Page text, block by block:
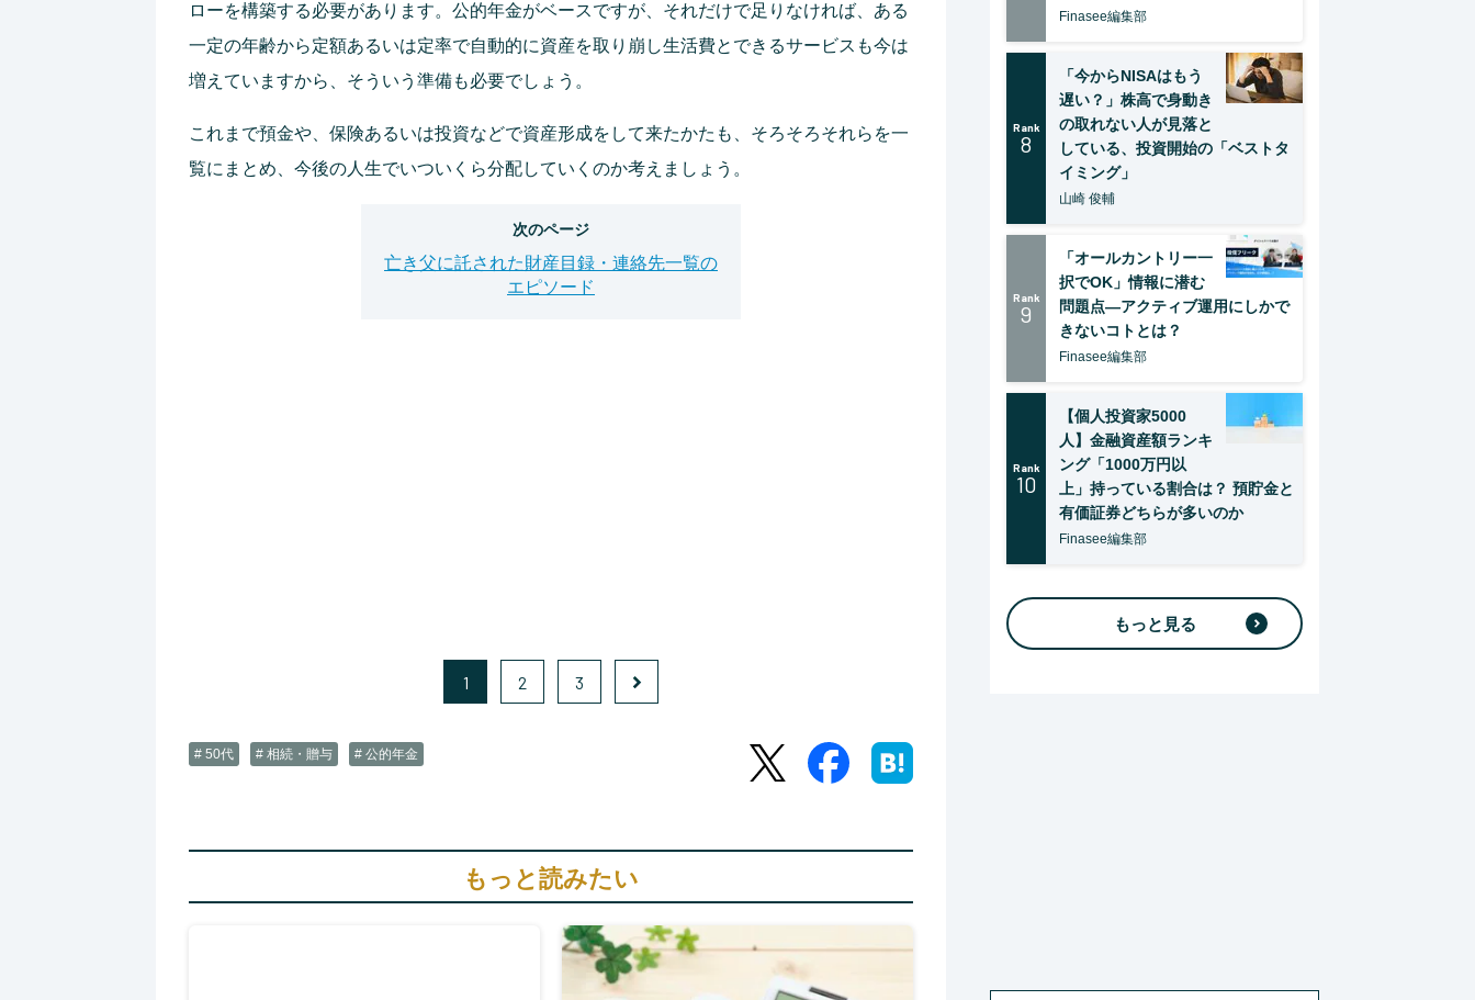
ローを構築する必要があります。公的年金がベースですが、それだけで足りなければ、ある
一定の年齢から定額あるいは定率で自動的に資産を取り崩し生活費とできるサービスも今は
増えていますから、そういう準備も必要でしょう。
これまで預金や、保険あるいは投資などで資産形成をして来たかたも、そろそろそれらを一
覧にまとめ、今後の人生でいついくら分配していくのか考えましょう。
次のページ
亡き父に託された財産目録・連絡先一覧の
エピソード
1 2 3
# 50代 # 相続・贈与 # 公的年金
もっと読みたい
Finasee編集部
Rank
8
「今からNISAはもう
遅い？」株高で身動き
の取れない人が見落と
している、投資開始の「ベストタ
イミング」
山崎 俊輔
Rank
9
「オールカントリー一
択でOK」情報に潜む
問題点―アクティブ運用にしかで
きないコトとは？
Finasee編集部
Rank
10
【個人投資家5000
人】金融資産額ランキ
ング「1000万円以
上」持っている割合は？ 預貯金と
有価証券どちらが多いのか
Finasee編集部
もっと見る